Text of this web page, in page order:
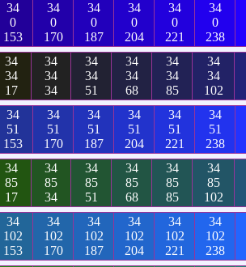
34
0
153
34
0
170
34
0
187
34
0
204
34
0
221
34
0
238
34
34
17
34
34
34
34
34
51
34
34
68
34
34
85
34
34
102
34
51
153
34
51
170
34
51
187
34
51
204
34
51
221
34
51
238
34
85
17
34
85
34
34
85
51
34
85
68
34
85
85
34
85
102
34
102
153
34
102
170
34
102
187
34
102
204
34
102
221
34
102
238